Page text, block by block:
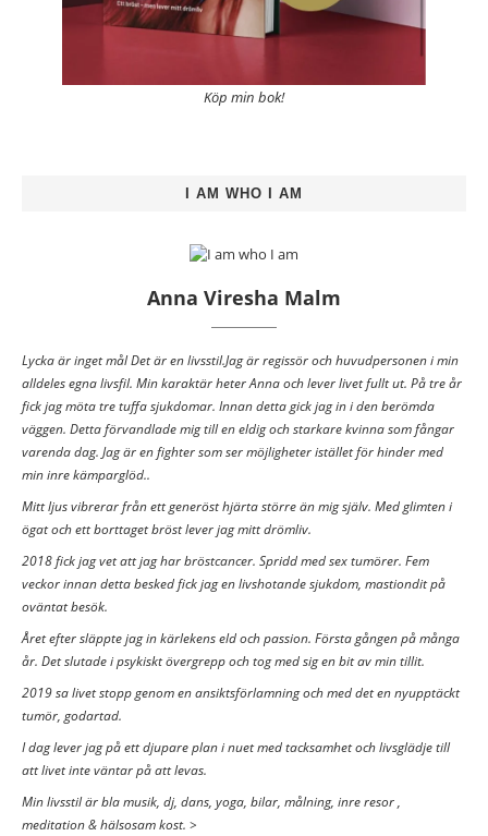
Köp min bok!
I AM WHO I AM
Anna Viresha Malm
Lycka är inget mål Det är en livsstil.Jag är regissör och huvudpersonen i min
alldeles egna livsfil. Min karaktär heter Anna och lever livet fullt ut. På tre år
fick jag möta tre tuffa sjukdomar. Innan detta gick jag in i den berömda
väggen. Detta förvandlade mig till en eldig och starkare kvinna som fångar
varenda dag. Jag är en fighter som ser möjligheter istället för hinder med
min inre kämparglöd..
Mitt ljus vibrerar från ett generöst hjärta större än mig själv. Med glimten i
ögat och ett borttaget bröst lever jag mitt drömliv.
2018 fick jag vet att jag har bröstcancer. Spridd med sex tumörer. Fem
veckor innan detta besked fick jag en livshotande sjukdom, mastiondit på
oväntat besök.
Året efter släppte jag in kärlekens eld och passion. Första gången på många
år. Det slutade i psykiskt övergrepp och tog med sig en bit av min tillit.
2019 sa livet stopp genom en ansiktsförlamning och med det en nyupptäckt
tumör, godartad.
I dag lever jag på ett djupare plan i nuet med tacksamhet och livsglädje till
att livet inte väntar på att levas.
Min livsstil är bla musik, dj, dans, yoga, bilar, målning, inre resor ,
meditation & hälsosam kost. >